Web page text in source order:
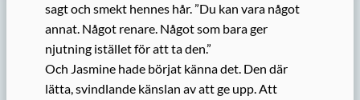
sagt och smekt hennes hår. ”Du kan vara något
annat. Något renare. Något som bara ger
njutning istället för att ta den.”
Och Jasmine hade börjat känna det. Den där
lätta, svindlande känslan av att ge upp. Att